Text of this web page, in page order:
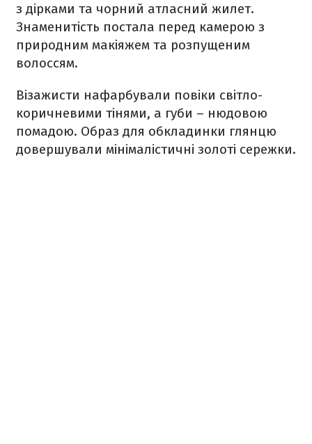
з дірками та чорний атласний жилет.
Знаменитість постала перед камерою з
природним макіяжем та розпущеним
волоссям.
Візажисти нафарбували повіки світло-
коричневими тінями, а губи – нюдовою
помадою. Образ для обкладинки глянцю
довершували мінімалістичні золоті сережки.